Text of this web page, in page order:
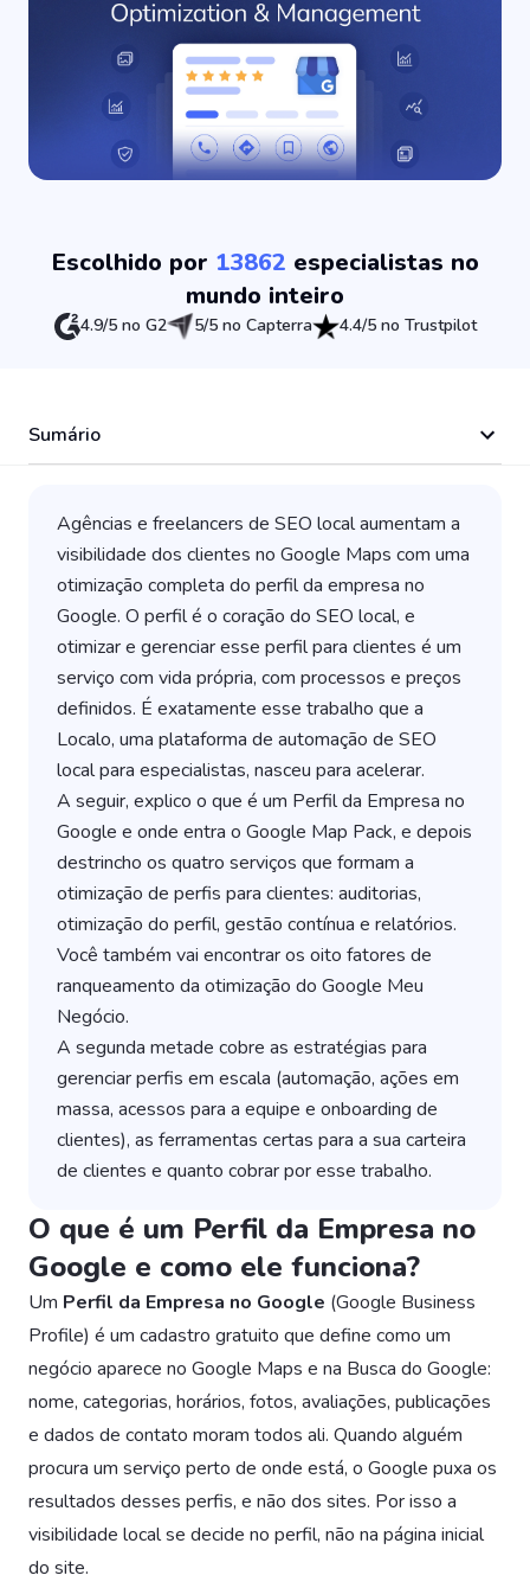
Escolhido por 13862 especialistas no
mundo inteiro
4.9/5 no G2 5/5 no Capterra 4.4/5 no Trustpilot
Sumário
Agências e freelancers de SEO local aumentam a
visibilidade dos clientes no Google Maps com uma
otimização completa do perfil da empresa no
Google. O perfil é o coração do SEO local, e
otimizar e gerenciar esse perfil para clientes é um
serviço com vida própria, com processos e preços
definidos. É exatamente esse trabalho que a
Localo, uma plataforma de automação de SEO
local para especialistas, nasceu para acelerar.
A seguir, explico o que é um Perfil da Empresa no
Google e onde entra o Google Map Pack, e depois
destrincho os quatro serviços que formam a
otimização de perfis para clientes: auditorias,
otimização do perfil, gestão contínua e relatórios.
Você também vai encontrar os oito fatores de
ranqueamento da otimização do Google Meu
Negócio.
A segunda metade cobre as estratégias para
gerenciar perfis em escala (automação, ações em
massa, acessos para a equipe e onboarding de
clientes), as ferramentas certas para a sua carteira
de clientes e quanto cobrar por esse trabalho.
O que é um Perfil da Empresa no
Google e como ele funciona?
Um Perfil da Empresa no Google (Google Business
Profile) é um cadastro gratuito que define como um
negócio aparece no Google Maps e na Busca do Google:
nome, categorias, horários, fotos, avaliações, publicações
e dados de contato moram todos ali. Quando alguém
procura um serviço perto de onde está, o Google puxa os
resultados desses perfis, e não dos sites. Por isso a
visibilidade local se decide no perfil, não na página inicial
do site.